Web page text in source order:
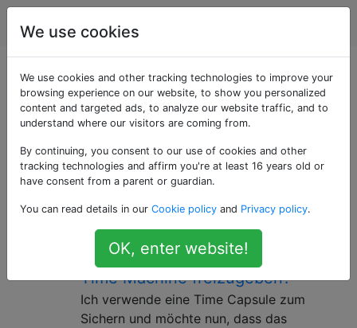
Apple
Als «backup»
getaggte Fragen
Der Prozess oder das Produkt der Aufbewahrung von
Daten zum Zwecke der Wiederherstellung nach einem
Wie kann ich alte Backups manuell
löschen, um Speicherplatz für
Time Machine freizugeben?
Ich verwende eine Time Capsule zum
Sichern und möchte nun, dass das
We use cookies
We use cookies and other tracking technologies to improve your
browsing experience on our website, to show you personalized
content and targeted ads, to analyze our website traffic, and to
understand where our visitors are coming from.
By continuing, you consent to our use of cookies and other
tracking technologies and affirm you're at least 16 years old or
have consent from a parent or guardian.
You can read details in our Cookie policy and Privacy policy.
OK, enter website!